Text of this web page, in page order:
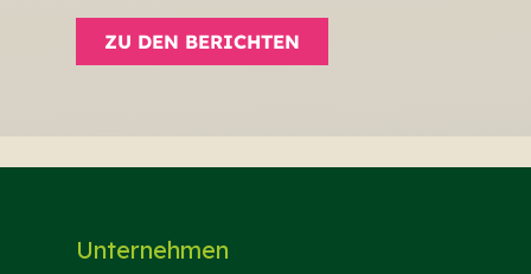
ZU DEN BERICHTEN
Unternehmen